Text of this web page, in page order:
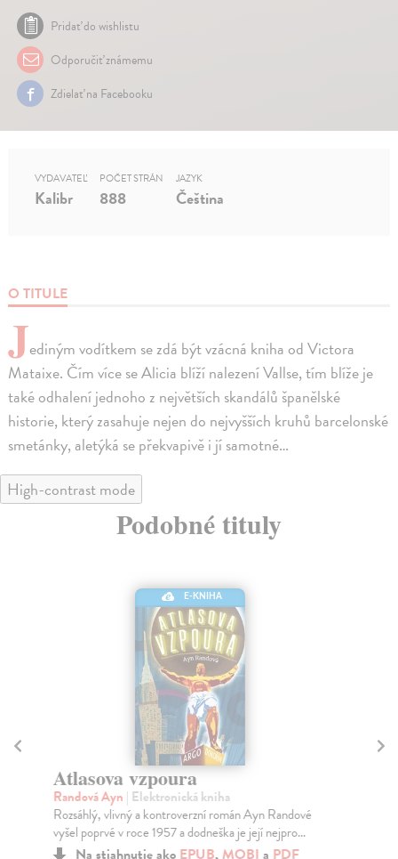
Pridať do wishlistu
Odporučiť známemu
Zdielať na Facebooku
O TITULE
Jediným vodítkem se zdá být vzácná kniha od Victora
Mataixe. Čím více se Alicia blíží nalezení Vallse, tím blíže je
také odhalení jednoho z největších skandálů španělské
historie, který zasahuje nejen do nejvyšších kruhů barcelonské
smetánky, aletýká se překvapivě i jí samotné…
VYDAVATEĽ
Kalibr
POČET STRÁN
888
JAZYK
Čeština
High-contrast mode
Podobné tituly
E-KNIHA
Atlasova vzpoura
Randová Ayn | Elektronická kniha
Rozsáhlý, vlivný a kontroverzní román Ayn Randové
vyšel poprvé v roce 1957 a dodneška je její nejpro...